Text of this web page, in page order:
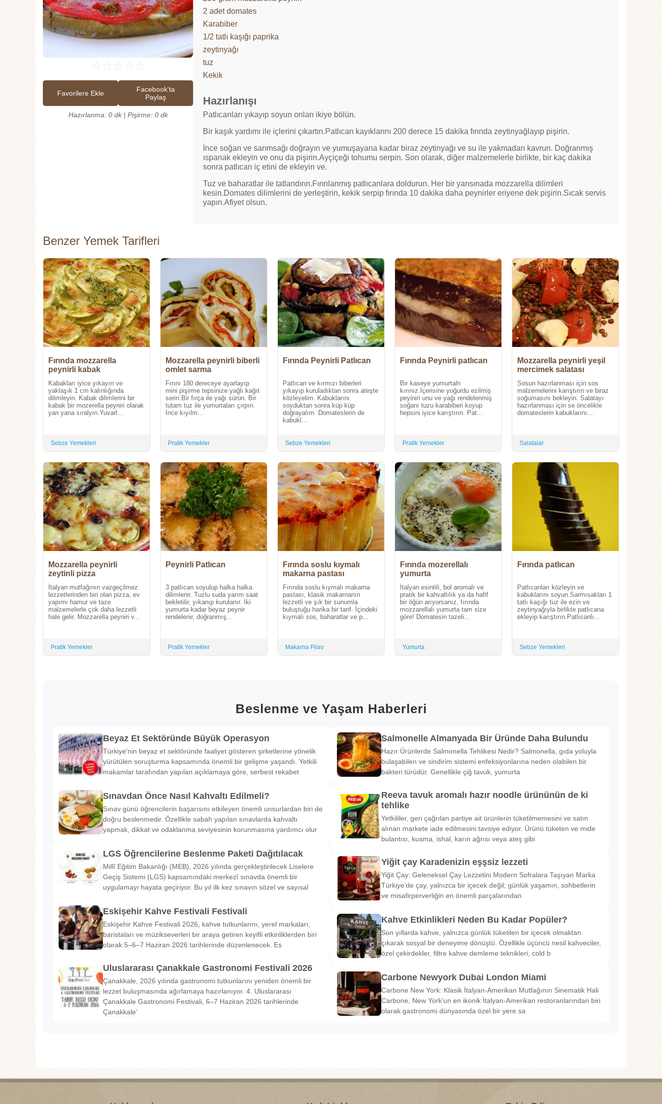
☆ ☆ ☆ ☆ ☆
Favorilere Ekle
Facebook'ta
Paylaş
Hazırlanma: 0 dk | Pişirme: 0 dk
2 adet domates
Karabiber
1/2 tatlı kaşığı paprika
zeytinyağı
tuz
Kekik
Hazırlanışı
Patlıcanları yıkayıp soyun onları ikiye bölün.
Bir kaşık yardımı ile içlerini çıkartın.Patlıcan kayıklarını 200 derece 15 dakika fırında zeytinyağlayıp pişirin.
İnce soğan ve sarımsağı doğrayın ve yumuşayana kadar biraz zeytinyağı ve su ile yakmadan kavrun. Doğranmış
ıspanak ekleyin ve onu da pişirin.Ayçiçeği tohumu serpin. Son olarak, diğer malzemelerle birlikte, bir kaç dakika
sonra patlıcan iç etini de ekleyin ve.
Tuz ve baharatlar ile tatlandırın.Fırınlanmış patlıcanlara doldurun. Her bir yarısınada mozzarella dilimleri
kesin.Domates dilimlerini de yerleştirin, kekik serpip fırında 10 dakika daha peynirler eriyene dek pişirin.Sıcak servis
yapın.Afiyet olsun.
Benzer Yemek Tarifleri
Fırında mozzarella
peynirli kabak
Kabakları iyice yıkayın ve
yaklaşık 1 cm kalınlığında
dilimleyin. Kabak dilimlerini bir
kabak bir mozerella peyniri olarak
yan yana sıralyın.Yuvarl...
Sebze Yemekleri
Mozzarella peynirli biberli
omlet sarma
Fırını 180 dereceye ayarlayıp
mini pişirme tepsinize yağlı kağıt
serin.Bir fırça ile yağı sürün. Bir
tutam tuz ile yumurtaları çırpın.
İnce kıyılm...
Pratik Yemekler
Fırında Peynirli Patlıcan
Patlıcan ve kırmızı biberleri
yıkayıp kuruladıktan sonra ateşte
közleyelim. Kabuklarını
soyduktan sonra küp küp
doğrayalım. Domateslerin de
kabukl...
Sebze Yemekleri
Fırında Peynirli patlıcan
Bir kaseye yumurtalrı
kırınız.İçerisine yoğurdu ezilmiş
peyiniri unu ve yağı rendelenmiş
soğanı tuzu karabiberi koyup
hepsini iyice karıştırın. Pat...
Pratik Yemekler
Mozzarella peynirli yeşil
mercimek salatası
Sosun hazırlanması için sos
malzemelerini karıştırın ve biraz
soğumasını bekleyin. Salatayı
hazırlanması için se öncelikle
domateslerin kabuklarını...
Salatalar
Mozzarella peynirli
zeytinli pizza
İtalyan mutfağının vazgeçilmez
lezzetlerinden biri olan pizza, ev
yapımı hamur ve taze
malzemelerle çok daha lezzetli
hale gelir. Mozzarella peyniri v...
Pratik Yemekler
Peynirli Patlıcan
3 patlıcan soyulup halka halka
dilimlenir. Tuzlu suda yarım saat
bekletilir, yıkanıp kurulanır. İki
yumurta kadar beyaz peynir
rendelenir, doğranmış...
Pratik Yemekler
Fırında soslu kıymalı
makarna pastası
Fırında soslu kıymalı makarna
pastası, klasik makarnanın
lezzetli ve şık bir sunumla
buluştuğu harika bir tarif. İçindeki
kıymalı sos, baharatlar ve p...
Makarna Pilav
Fırında mozerellalı
yumurta
İtalyan esintili, bol aromalı ve
pratik bir kahvaltılık ya da hafif
bir öğün arıyorsanız, fırında
mozzarellalı yumurta tam size
göre! Domatesin tazeli...
Yumurta
Fırında patlıcan
Patlıcanları közleyin ve
kabuklarını soyun.Sarmısakları 1
tatlı kaşığı tuz ile ezin ve
zeytinyağıyla birlikte patlıcana
ekleyip karıştırın.Patlıcanlı...
Sebze Yemekleri
Beslenme ve Yaşam Haberleri
Beyaz Et Sektöründe Büyük Operasyon
Türkiye'nin beyaz et sektöründe faaliyet gösteren şirketlerine yönelik
yürütülen soruşturma kapsamında önemli bir gelişme yaşandı. Yetkili
makamlar tarafından yapılan açıklamaya göre, serbest rekabet
Sınavdan Önce Nasıl Kahvaltı Edilmeli?
Sınav günü öğrencilerin başarısını etkileyen önemli unsurlardan biri de
doğru beslenmedir. Özellikle sabah yapılan sınavlarda kahvaltı
yapmak, dikkat ve odaklanma seviyesinin korunmasına yardımcı olur
LGS Öğrencilerine Beslenme Paketi Dağıtılacak
Millî Eğitim Bakanlığı (MEB), 2026 yılında gerçekleştirilecek Liselere
Geçiş Sistemi (LGS) kapsamındaki merkezî sınavda önemli bir
uygulamayı hayata geçiriyor. Bu yıl ilk kez sınavın sözel ve sayısal
Eskişehir Kahve Festivali Festivali
Eskişehir Kahve Festivali 2026, kahve tutkunlarını, yerel markaları,
baristaları ve müzikseverleri bir araya getiren keyifli etkinliklerden biri
olarak 5–6–7 Haziran 2026 tarihlerinde düzenlenecek. Es
Uluslararası Çanakkale Gastronomi Festivali 2026
Çanakkale, 2026 yılında gastronomi tutkunlarını yeniden önemli bir
lezzet buluşmasında ağırlamaya hazırlanıyor. 4. Uluslararası
Çanakkale Gastronomi Festivali, 6–7 Haziran 2026 tarihlerinde
Çanakkale’
Salmonelle Almanyada Bir Üründe Daha Bulundu
Hazır Ürünlerde Salmonella Tehlikesi Nedir? Salmonella, gıda yoluyla
bulaşabilen ve sindirim sistemi enfeksiyonlarına neden olabilen bir
bakteri türüdür. Genellikle çiğ tavuk, yumurta
Reeva tavuk aromalı hazır noodle ürününün de ki
tehlike
Yetkililer, geri çağrılan partiye ait ürünlerin tüketilmemesini ve satın
alınan markete iade edilmesini tavsiye ediyor. Ürünü tüketen ve mide
bulantısı, kusma, ishal, karın ağrısı veya ateş gibi
Yiğit çay Karadenizin eşşsiz lezzeti
Yiğit Çay: Geleneksel Çay Lezzetini Modern Sofralara Taşıyan Marka
Türkiye’de çay, yalnızca bir içecek değil; günlük yaşamın, sohbetlerin
ve misafirperverliğin en önemli parçalarından
Kahve Etkinlikleri Neden Bu Kadar Popüler?
Son yıllarda kahve, yalnızca günlük tüketilen bir içecek olmaktan
çıkarak sosyal bir deneyime dönüştü. Özellikle üçüncü nesil kahveciler,
özel çekirdekler, filtre kahve demleme teknikleri, cold b
Carbone Newyork Dubai London Miami
Carbone New York: Klasik İtalyan-Amerikan Mutfağının Sinematik Hali
Carbone, New York’un en ikonik İtalyan-Amerikan restoranlarından biri
olarak gastronomi dünyasında özel bir yere sa